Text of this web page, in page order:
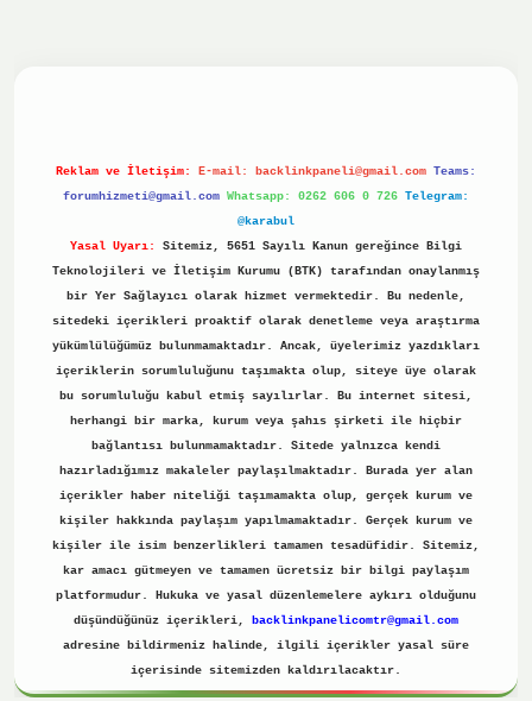
Reklam ve İletişim: E-mail: backlinkpaneli@gmail.com Teams:
forumhizmeti@gmail.com Whatsapp: 0262 606 0 726 Telegram:
@karabul
Yasal Uyarı:
Sitemiz, 5651 Sayılı Kanun gereğince Bilgi
Teknolojileri ve İletişim Kurumu (BTK) tarafından onaylanmış
bir Yer Sağlayıcı olarak hizmet vermektedir. Bu nedenle,
sitedeki içerikleri proaktif olarak denetleme veya araştırma
yükümlülüğümüz bulunmamaktadır. Ancak, üyelerimiz yazdıkları
içeriklerin sorumluluğunu taşımakta olup, siteye üye olarak
bu sorumluluğu kabul etmiş sayılırlar. Bu internet sitesi,
herhangi bir marka, kurum veya şahıs şirketi ile hiçbir
bağlantısı bulunmamaktadır. Sitede yalnızca kendi
hazırladığımız makaleler paylaşılmaktadır. Burada yer alan
içerikler haber niteliği taşımamakta olup, gerçek kurum ve
kişiler hakkında paylaşım yapılmamaktadır. Gerçek kurum ve
kişiler ile isim benzerlikleri tamamen tesadüfidir. Sitemiz,
kar amacı gütmeyen ve tamamen ücretsiz bir bilgi paylaşım
platformudur. Hukuka ve yasal düzenlemelere aykırı olduğunu
düşündüğünüz içerikleri,
backlinkpanelicomtr@gmail.com
adresine bildirmeniz halinde, ilgili içerikler yasal süre
içerisinde sitemizden kaldırılacaktır.